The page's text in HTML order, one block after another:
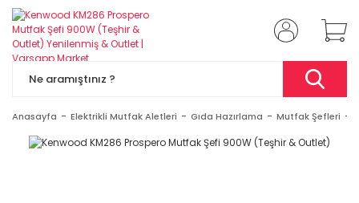
Anasayfa Elektrikli Mutfak Aletleri Gıda Hazırlama Mutfak Şefleri